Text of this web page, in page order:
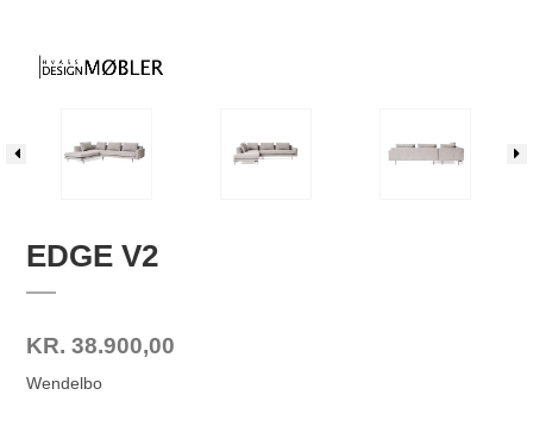
EDGE V2
KR. 38.900,00
Wendelbo